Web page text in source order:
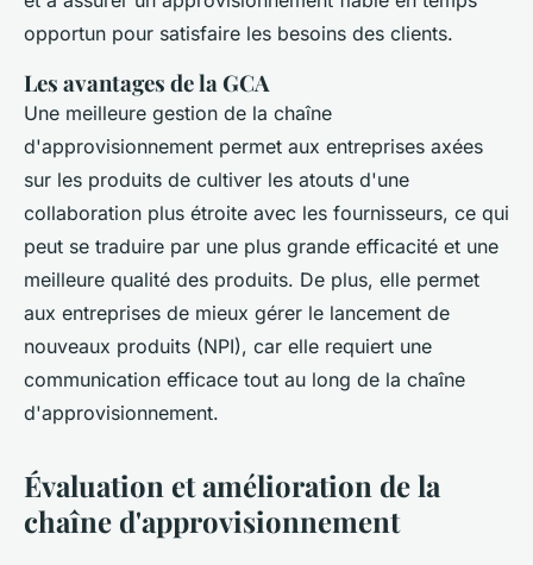
opportun pour satisfaire les besoins des clients.
Les avantages de la GCA
Une meilleure gestion de la chaîne
d'approvisionnement permet aux entreprises axées
sur les produits de cultiver les atouts d'une
collaboration plus étroite avec les fournisseurs, ce qui
peut se traduire par une plus grande efficacité et une
meilleure qualité des produits. De plus, elle permet
aux entreprises de mieux gérer le lancement de
nouveaux produits (NPI), car elle requiert une
communication efficace tout au long de la chaîne
d'approvisionnement.
Évaluation et amélioration de la
chaîne d'approvisionnement